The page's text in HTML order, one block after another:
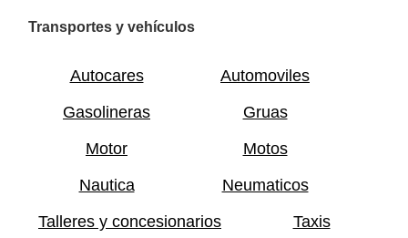
Transportes y vehículos
Autocares
Automoviles
Gasolineras
Gruas
Motor
Motos
Nautica
Neumaticos
Talleres y concesionarios
Taxis